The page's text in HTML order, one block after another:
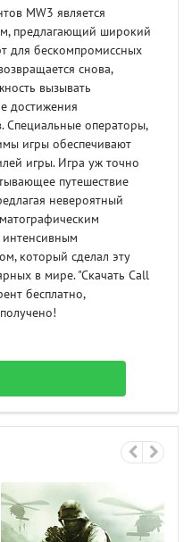
MW3 является
предлагающий широкий
для бескомпромиссных
снова,
вызывать
достижения
Специальные операторы,
игры обеспечивают
игры. Игра уж точно
путешествие
невероятный
который сделал эту
в мире. "Скачать Сall
бесплатно,